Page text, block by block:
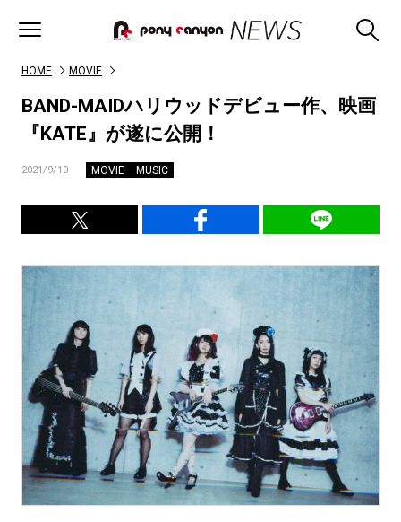
HOME MOVIE
BAND-MAIDハリウッドデビュー作、映画
『KATE』が遂に公開！
2021/9/10 MOVIE MUSIC